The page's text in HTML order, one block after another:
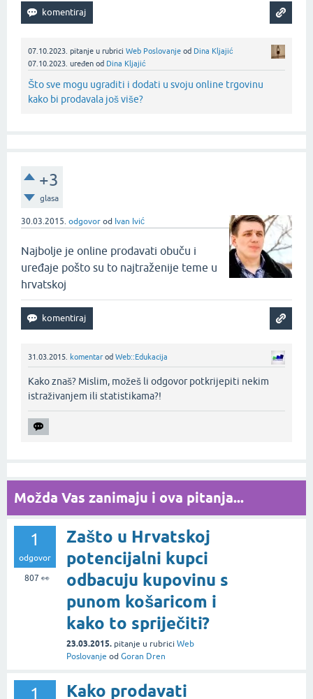
07.10.2023. pitanje u rubrici Web Poslovanje od Dina Kljajić
07.10.2023. uređen od Dina Kljajić
Što sve mogu ugraditi i dodati u svoju online trgovinu
kako bi prodavala još više?
+3
glasa
30.03.2015. odgovor od Ivan Ivić
Najbolje je online prodavati obuču i
uređaje pošto su to najtraženije teme u
hrvatskoj
31.03.2015. komentar od Web::Edukacija
Kako znaš? Mislim, možeš li odgovor potkrijepiti nekim
istraživanjem ili statistikama?!‌
Možda Vas zanimaju i ova pitanja...
1
odgovor
807 👀
Zašto u Hrvatskoj
potencijalni kupci
odbacuju kupovinu s
punom košaricom i
kako to spriječiti?
23.03.2015. pitanje u rubrici Web
Poslovanje od Goran Dren
1
Kako prodavati